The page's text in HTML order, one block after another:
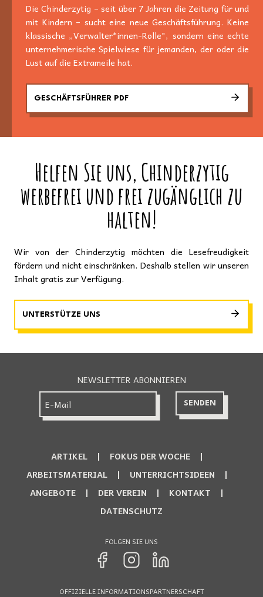
Die Chinderzytig – seit über 7 Jahren die Zeitung für und
mit Kindern – sucht eine neue Geschäftsführung. Keine
klassische „Verwalter*innen-Rolle", sondern eine echte
unternehmerische Spielwiese für jemanden, der oder die
Lust auf die Extrameile hat.
GESCHÄFTSFÜHRER PDF
Helfen Sie uns, Chinderzytig
werbefrei und frei zugänglich zu
halten!
Wir von der Chinderzytig möchten die Lesefreudigkeit
fördern und nicht einschränken. Deshalb stellen wir unseren
Inhalt gratis zur Verfügung.
UNTERSTÜTZE UNS
NEWSLETTER ABONNIEREN
ARTIKEL
FOKUS DER WOCHE
ARBEITSMATERIAL
UNTERRICHTSIDEEN
ANGEBOTE
DER VEREIN
KONTAKT
DATENSCHUTZ
FOLGEN SIE UNS
OFFIZIELLE INFORMATIONSPARTNERSCHAFT